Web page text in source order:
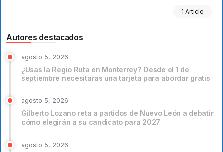
1 Article
Autores destacados
agosto 5, 2026
¿Usas la Regio Ruta en Monterrey? Desde el 1 de
septiembre necesitarás una tarjeta para abordar gratis
agosto 5, 2026
Gilberto Lozano reta a partidos de Nuevo León a debatir
cómo elegirán a su candidato para 2027
agosto 5, 2026